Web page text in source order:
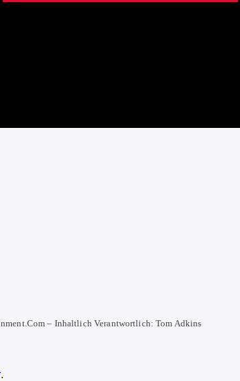
– Inhaltlich Verantwortlich: Tom Adkins
.